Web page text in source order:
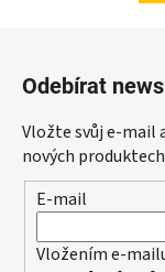
Odebírat
Vložte svůj e-mail
nových
E-mail
Vložením e-